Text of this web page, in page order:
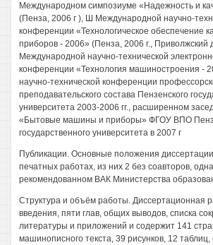
Международном симпозиуме «Надежность и
(Пенза, 2006 г ), Ш Международной научно-
конференции «Технологическое обеспечение
приборов - 2006» (Пенза, 2006 г., Приволжский
Международной научно-технической
конференции «Технология машиностроения -
научно-технической конференции
преподавательского состава Пензенского
университета 2003-2006 гг., расширенном
«Бытовые машины и приборы» ФГОУ ВПО
государственного университета в 2007 г
Публикации. Основные положения
печатных работах, из них 2 без соавторов,
рекомендованном ВАК Министерства
Структура и объём работы. Диссертационная
введения, пяти глав, общих выводов, списка
литературы и приложений и содержит 141
машинописного текста, 39 рисунков, 12